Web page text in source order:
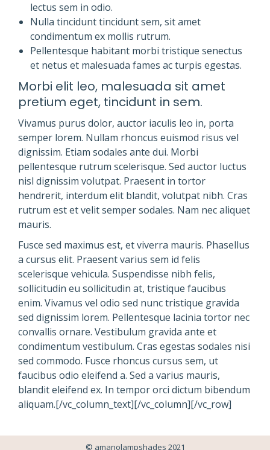
lectus sem in odio.
Nulla tincidunt tincidunt sem, sit amet
condimentum ex mollis rutrum.
Pellentesque habitant morbi tristique senectus
et netus et malesuada fames ac turpis egestas.
Morbi elit leo, malesuada sit amet
pretium eget, tincidunt in sem.
Vivamus purus dolor, auctor iaculis leo in, porta
semper lorem. Nullam rhoncus euismod risus vel
dignissim. Etiam sodales ante dui. Morbi
pellentesque rutrum scelerisque. Sed auctor luctus
nisl dignissim volutpat. Praesent in tortor
hendrerit, interdum elit blandit, volutpat nibh. Cras
rutrum est et velit semper sodales. Nam nec aliquet
mauris.
Fusce sed maximus est, et viverra mauris. Phasellus
a cursus elit. Praesent varius sem id felis
scelerisque vehicula. Suspendisse nibh felis,
sollicitudin eu sollicitudin at, tristique faucibus
enim. Vivamus vel odio sed nunc tristique gravida
sed dignissim lorem. Pellentesque lacinia tortor nec
convallis ornare. Vestibulum gravida ante et
condimentum vestibulum. Cras egestas sodales nisi
sed commodo. Fusce rhoncus cursus sem, ut
faucibus odio eleifend a. Sed a varius mauris,
blandit eleifend ex. In tempor orci dictum bibendum
aliquam.[/vc_column_text][/vc_column][/vc_row]
© amanolampshades 2021